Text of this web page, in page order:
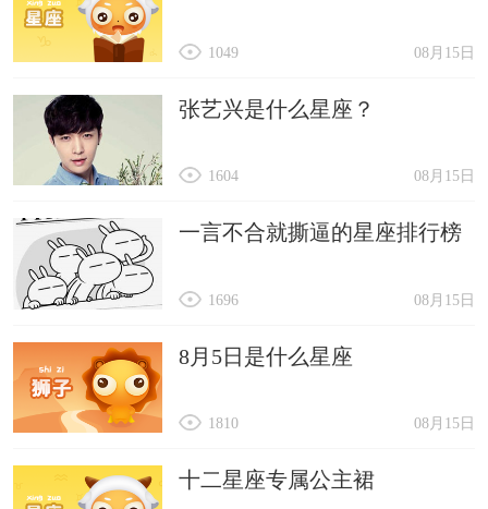
28. 上联：金玉满堂家兴旺 下联：鸿福齐天富贵长 横
批：恭喜发财
29. 上联：万里鹏程平地起 下联：四时鸿运顺心来 横
批：春风浩荡
30. 上联：瑞日祥云弥画栋 下联：春风淑景满华堂 横
批：向阳门第
31. 上联：财源滚滚随春到 下联：喜气洋洋伴福来 横
批：财源广入
批：四季平安
33. 上联：发愤图强兴大业 下联：勤劳致富建小康 横
34. 上联：高居宝地财兴旺 下联：福照家门富生辉 横
08月15日
1049
张艺兴是什么星座？
08月15日
1604
一言不合就撕逼的星座排行榜
08月15日
1696
8月5日是什么星座
08月15日
1810
十二星座专属公主裙